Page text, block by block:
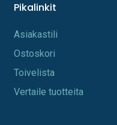
Pikalinkit
A​s​iakastili
Os​toskori
Toi​velista
Vertaile tuotteita